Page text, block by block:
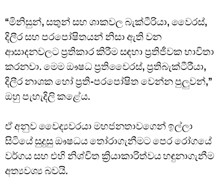
“මිනිසුන්, සතුන් සහ ශාකවල බැක්ටීරියා, වෛරස්,
දිලීර සහ පරපෝෂිතයන් නිසා ඇති වන
ආසාදනවලට ප්‍රතිකාර කිරීම සඳහා ප්‍රතිජීවක භාවිතා
කරනවා. මෙම ඖෂධ ප්‍රතිවෛරස්, ප්‍රතිබැක්ටීරීයා,
දිලීර නාශක හෝ ප්‍රති-පරපෝෂිත වෙන්න පුලුවන්,”
ඔහු පැහැදිලි කළේය.
ඒ අනුව වෛද්‍යවරයා මහජනතාවගෙන් ඉල්ලා
සිටියේ සුදුසු ඖෂධය තෝරාගැනීමට පෙර රෝගයේ
වර්ගය සහ එහි නිශ්චිත ක්‍රියාකාරිත්වය හඳුනාගැනීම
අත්‍යවශ්‍ය බවයි.